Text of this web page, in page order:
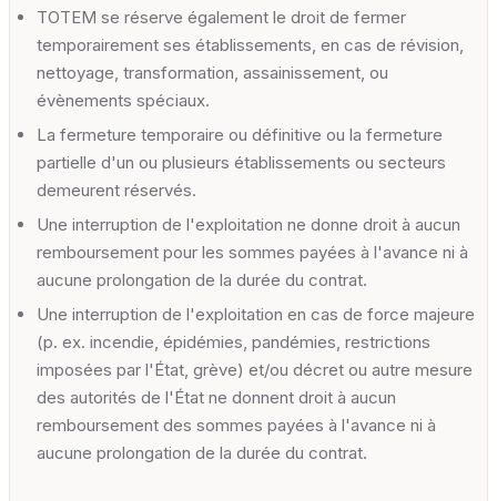
TOTEM se réserve également le droit de fermer
temporairement ses établissements, en cas de révision,
nettoyage, transformation, assainissement, ou
évènements spéciaux.
La fermeture temporaire ou définitive ou la fermeture
partielle d'un ou plusieurs établissements ou secteurs
demeurent réservés.
Une interruption de l'exploitation ne donne droit à aucun
remboursement pour les sommes payées à l'avance ni à
aucune prolongation de la durée du contrat.
Une interruption de l'exploitation en cas de force majeure
(p. ex. incendie, épidémies, pandémies, restrictions
imposées par l'État, grève) et/ou décret ou autre mesure
des autorités de l'État ne donnent droit à aucun
remboursement des sommes payées à l'avance ni à
aucune prolongation de la durée du contrat.